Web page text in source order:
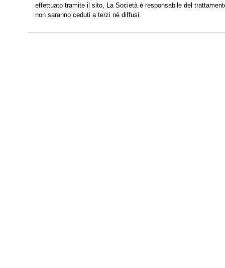
effettuato tramite il sito, La Società è responsabile del
non saranno ceduti a terzi nè diffusi.